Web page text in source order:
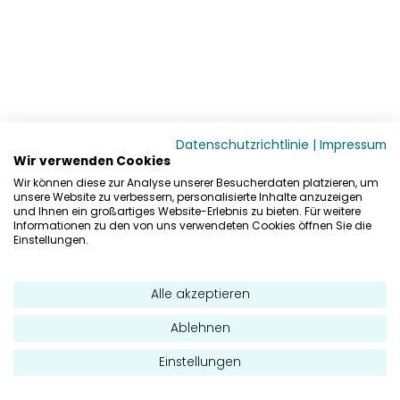
Datenschutzrichtlinie | Impressum
Wir verwenden Cookies
Wir können diese zur Analyse unserer Besucherdaten platzieren, um
unsere Website zu verbessern, personalisierte Inhalte anzuzeigen
und Ihnen ein großartiges Website-Erlebnis zu bieten. Für weitere
Informationen zu den von uns verwendeten Cookies öffnen Sie die
Einstellungen.
Alle akzeptieren
Ablehnen
Einstellungen